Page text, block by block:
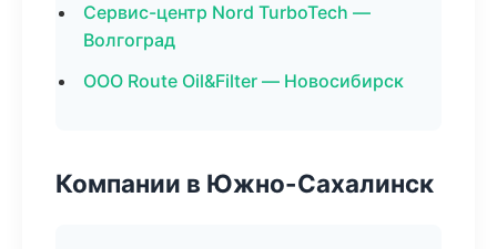
Сервис-центр Nord TurboTech —
Волгоград
ООО Route Oil&Filter — Новосибирск
Компании в Южно-Сахалинск